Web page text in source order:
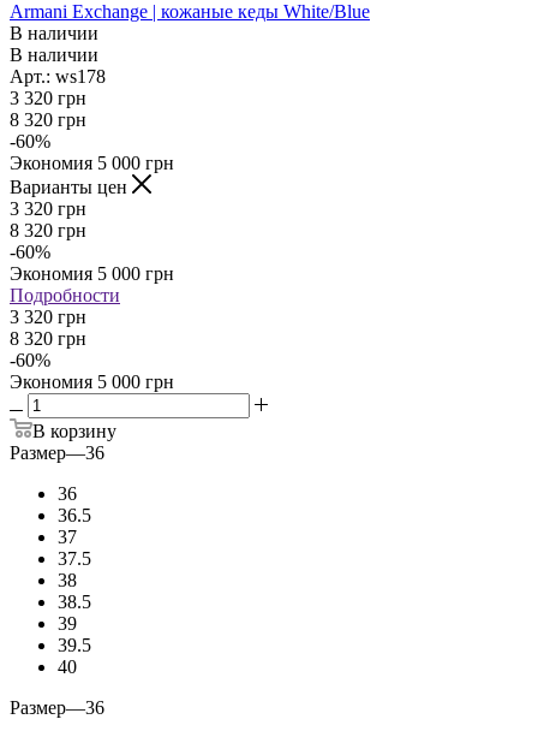
Armani Exchange | кожаные кеды White/Blue
В наличии
В наличии
Арт.: ws178
3 320 грн
8 320 грн
-60%
Экономия 5 000 грн
Варианты цен
3 320 грн
8 320 грн
-60%
Экономия 5 000 грн
Подробности
3 320 грн
8 320 грн
-60%
Экономия 5 000 грн
В корзину
Размер—36
36
36.5
37
37.5
38
38.5
39
39.5
40
Размер—36